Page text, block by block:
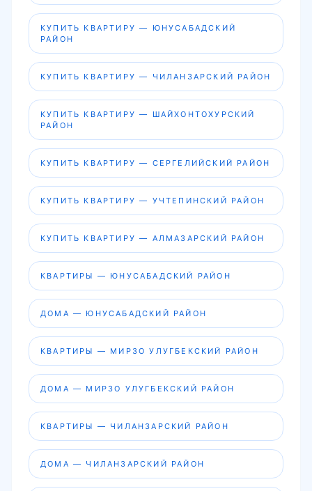
КУПИТЬ КВАРТИРУ — ЮНУСАБАДСКИЙ
РАЙОН
КУПИТЬ КВАРТИРУ — ЧИЛАНЗАРСКИЙ РАЙОН
КУПИТЬ КВАРТИРУ — ШАЙХОНТОХУРСКИЙ
РАЙОН
КУПИТЬ КВАРТИРУ — СЕРГЕЛИЙСКИЙ РАЙОН
КУПИТЬ КВАРТИРУ — УЧТЕПИНСКИЙ РАЙОН
КУПИТЬ КВАРТИРУ — АЛМАЗАРСКИЙ РАЙОН
КВАРТИРЫ — ЮНУСАБАДСКИЙ РАЙОН
ДОМА — ЮНУСАБАДСКИЙ РАЙОН
КВАРТИРЫ — МИРЗО УЛУГБЕКСКИЙ РАЙОН
ДОМА — МИРЗО УЛУГБЕКСКИЙ РАЙОН
КВАРТИРЫ — ЧИЛАНЗАРСКИЙ РАЙОН
ДОМА — ЧИЛАНЗАРСКИЙ РАЙОН